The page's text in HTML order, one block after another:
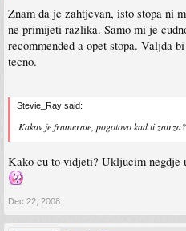
Znam da je zahtjevan, isto stopa ni
ne primijeti razlika. Samo mi je
recommended a opet stopa. Valjda
tecno.
Stevie_Ray said:
Kakav je framerate, pogotovo kad ti zatrza?
Kako cu to vidjeti? Ukljucim negdje
Dec 22, 2008